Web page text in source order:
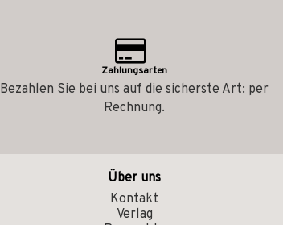
Zahlungsarten
Bezahlen Sie bei uns auf die sicherste Art: per
Rechnung.
Über uns
Kontakt
Verlag